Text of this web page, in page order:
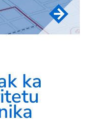
ka